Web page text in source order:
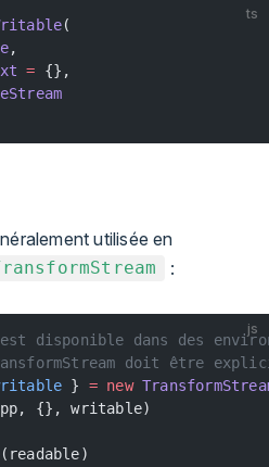
ts
(
,
= {},
utilisée en
:
js
disponible dans des
doit être
} = new
{}, writable)
(readable)